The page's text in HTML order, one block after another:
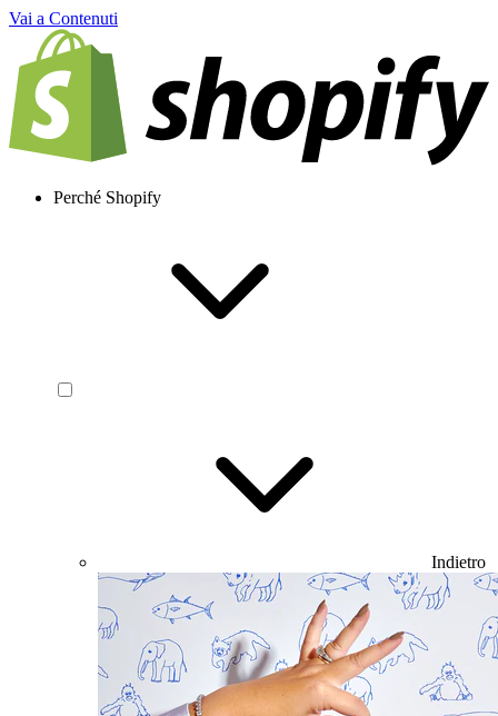
Vai a Contenuti
Perché Shopify
Indietro